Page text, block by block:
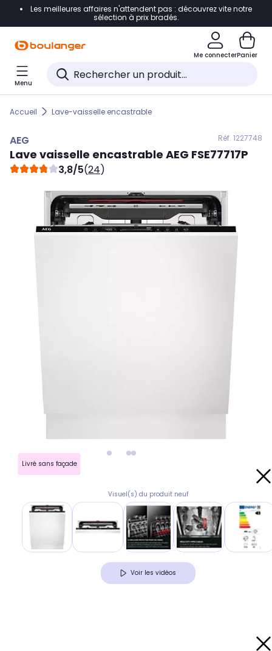
Accéder directement à la navigation
Accéder directement au pied de page
Accéder directement au chatbot
Les meilleures affaires n'attendent pas : découvrez vite notre
sélection à prix bradés.
Me connecterPanier
Menu
Accueil Lave-vaisselle encastrable
AEG Réf. 1227748
Lave vaisselle encastrable AEG FSE77717P
3,8/5(24)
Livré sans façade
Visuel(s) du produit neuf
Voir les vidéos